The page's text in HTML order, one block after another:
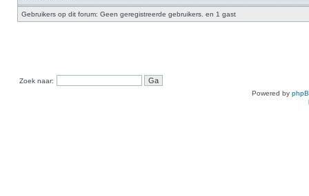
Gebruikers op dit forum: Geen geregistreerde gebruikers. en 1 gast
Zoek naar:
Powered by